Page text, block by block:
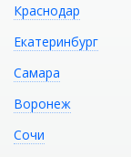
CERSANIT
CO DPL EO
Краснодар
Екатеринбург
Самара
Воронеж
Сочи